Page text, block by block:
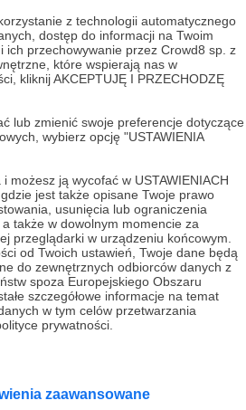
z technologii automatycznego
dostęp do informacji na Twoim
ich przechowywanie przez Crowd8 sp. z
które wspierają nas w
kliknij AKCEPTUJĘ I PRZECHODZĘ
lub zmienić swoje preferencje dotyczące
wybierz opcję "USTAWIENIA
możesz ją wycofać w USTAWIENIACH
jest także opisane Twoje prawo
usunięcia lub ograniczenia
także w dowolnym momencie za
przeglądarki w urządzeniu końcowym.
od Twoich ustawień, Twoje dane będą
do zewnętrznych odbiorców danych z
spoza Europejskiego Obszaru
szczegółowe informacje na temat
w tym celów przetwarzania
prywatności.
zaawansowane
do strony
na Patronite
prywatnościPatronite Commons
korzystania z serwisu